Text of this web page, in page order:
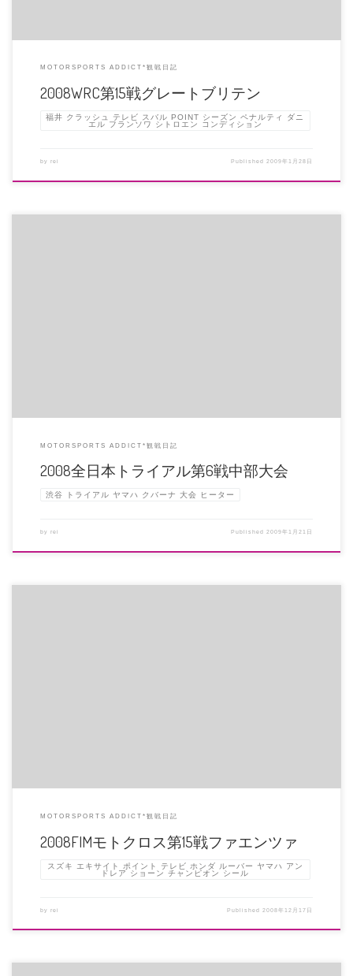
MOTORSPORTS ADDICT*観戦日記
2008WRC第15戦グレートブリテン
福井 クラッシュ テレビ スバル POINT シーズン ペナルティ ダニ
エル フランソワ シトロエン コンディション
by rei Published 2009年1月28日
MOTORSPORTS ADDICT*観戦日記
2008全日本トライアル第6戦中部大会
渋谷 トライアル ヤマハ クバーナ 大会 ヒーター
by rei Published2009年1月21日
MOTORSPORTS ADDICT*観戦日記
2008FIMモトクロス第15戦ファエンツァ
スズキ エキサイト ポイント テレビ ホンダ ルーバー ヤマハ アン
ドレア ショーン チャンピオン シール
by rei Published 2008年12月17日